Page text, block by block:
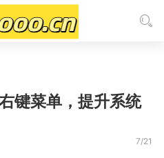
键菜单，提升系统
7/21